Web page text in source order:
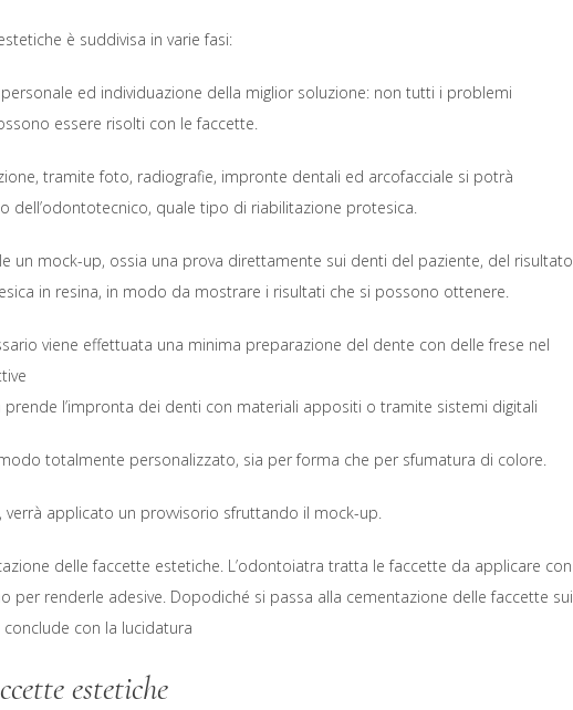
è suddivisa in varie fasi:
ed individuazione della miglior soluzione: non tutti i problemi
essere risolti con le faccette.
tramite foto, radiografie, impronte dentali ed arcofacciale si potrà
dell’odontotecnico, quale tipo di riabilitazione protesica.
un mock-up, ossia una prova direttamente sui denti del paziente, del risultato
in resina, in modo da mostrare i risultati che si possono ottenere.
viene effettuata una minima preparazione del dente con delle frese nel
prende l’impronta dei denti con materiali appositi o tramite sistemi digitali
totalmente personalizzato, sia per forma che per sfumatura di colore.
applicato un provvisorio sfruttando il mock-up.
delle faccette estetiche. L’odontoiatra tratta le faccette da applicare con
per renderle adesive. Dopodiché si passa alla cementazione delle faccette sui
con la lucidatura
estetiche